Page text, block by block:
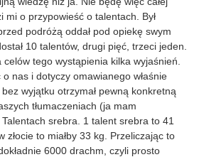
mi o przypowieść o talentach. Był
podróżą oddał pod opiekę swym
10 talentów, drugi pięć, trzeci jeden.
tego wystąpienia kilka wyjaśnień.
nas i dotyczy omawianego właśnie
wyjątku otrzymał pewną konkretną
tłumaczeniach (ja mam
srebra. 1 talent srebra to 41
złocie to miałby 33 kg. Przeliczając to
6000 drachm, czyli prosto